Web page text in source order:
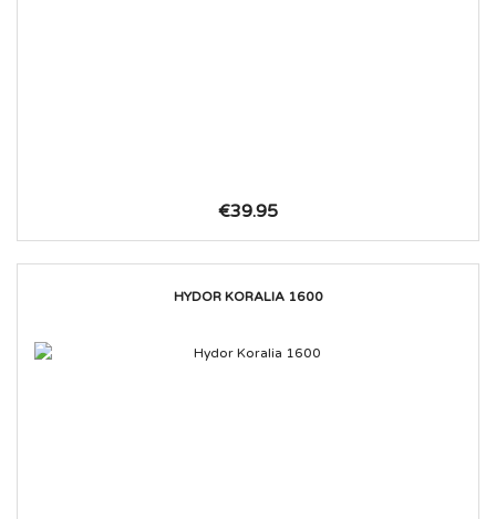
€39.95
HYDOR KORALIA 1600